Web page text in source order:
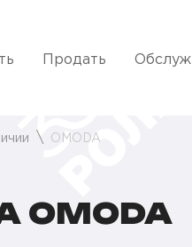
Продать
OMODA